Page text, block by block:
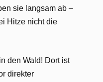
sie langsam ab –
Hitze nicht die
den Wald! Dort ist
direkter